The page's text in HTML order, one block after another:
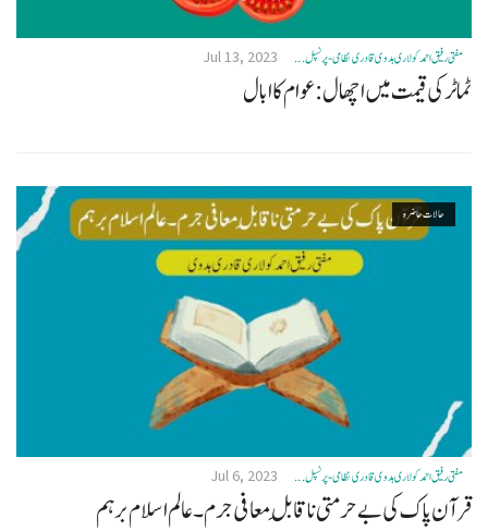
مفتی رفیق احمد کولاری ہدوی قادری نظامی- پرنسپل ... Jul 13, 2023
ٹماٹر کی قیمت میں اچھال:عوام کا ابال
حالات حاضرہ
مفتی رفیق احمد کولاری ہدوی قادری نظامی- پرنسپل ... Jul 6, 2023
قرآن پاک کی بے حرمتی ناقابلِ معافی جرم۔ عالم اسلام برہم